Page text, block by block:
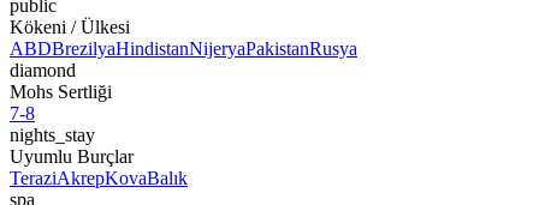
public
Kökeni / Ülkesi
ABDBrezilyaHindistanNijeryaPakistanRusya
diamond
Mohs Sertliği
7-8
nights_stay
Uyumlu Burçlar
TeraziAkrepKovaBalık
spa